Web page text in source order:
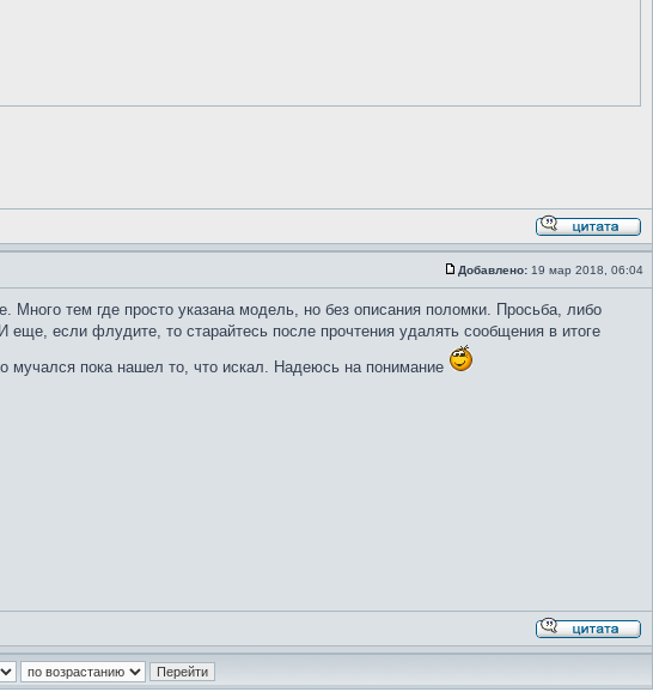
Добавлено: 19 мар 2018, 06:04
тем где просто указана модель, но без описания поломки. Просьба, либо
если флудите, то старайтесь после прочтения удалять сообщения в итоге
мучался пока нашел то, что искал. Надеюсь на понимание